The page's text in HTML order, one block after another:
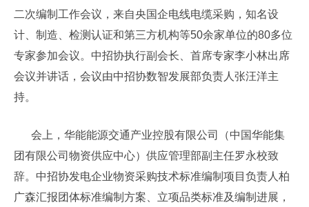
二次编制工作会议，来自央国企电线电缆采购，知名设
计、制造、检测认证和第三方机构等50余家单位的80多位
专家参加会议。中招协执行副会长、首席专家李小林出席
会议并讲话，会议由中招协数智发展部负责人张汪洋主
持。
会上，华能能源交通产业控股有限公司（中国华能集
团有限公司物资供应中心）供应管理部副主任罗永校致
辞。中招协发电企业物资采购技术标准编制项目负责人柏
广森汇报团体标准编制方案、立项品类标准及编制进展，